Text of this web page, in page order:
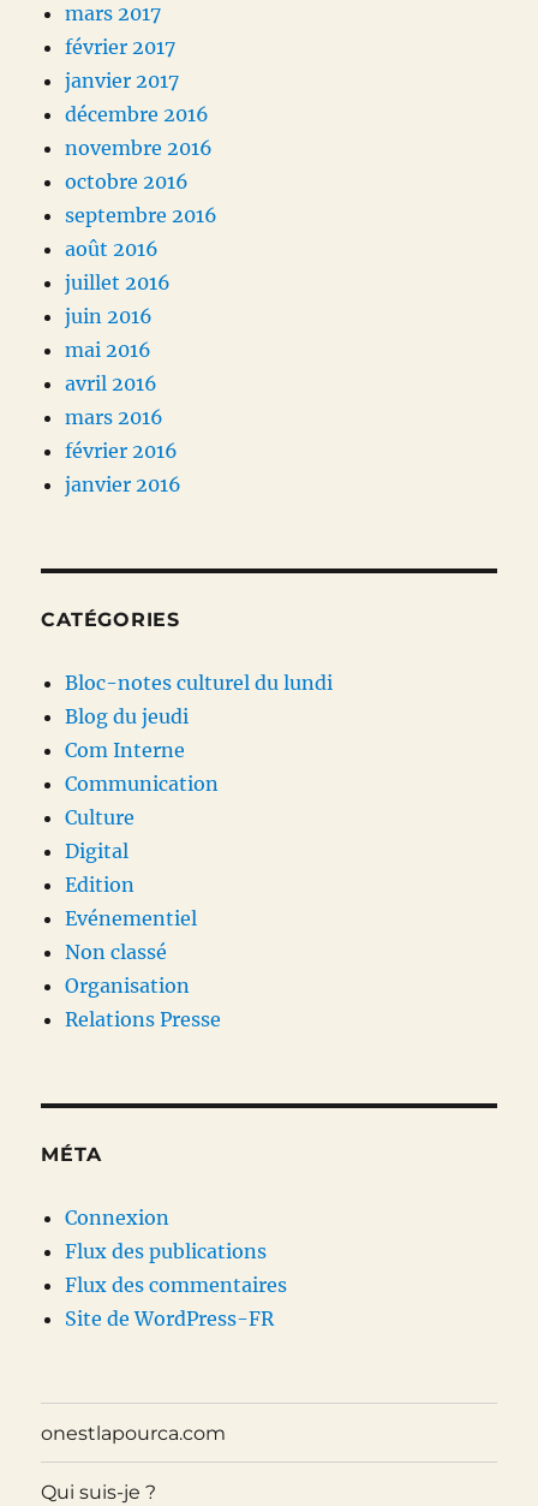
mars 2017
février 2017
janvier 2017
décembre 2016
novembre 2016
octobre 2016
septembre 2016
août 2016
juillet 2016
juin 2016
mai 2016
avril 2016
mars 2016
février 2016
janvier 2016
CATÉGORIES
Bloc-notes culturel du lundi
Blog du jeudi
Com Interne
Communication
Culture
Digital
Edition
Evénementiel
Non classé
Organisation
Relations Presse
MÉTA
Connexion
Flux des publications
Flux des commentaires
Site de WordPress-FR
onestlapourca.com
Qui suis-je ?